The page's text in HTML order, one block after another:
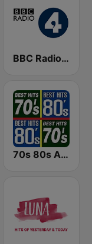
BBC Radio 4
70s 80s All Time Greatest